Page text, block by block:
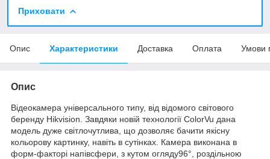
Приховати
Опис Характеристики Доставка Оплата Умови
Опис
Відеокамера універсального типу, від відомого світового
беренду Hikvision. Завдяки новій технології ColorVu дана
модель дуже світлочутлива, що дозволяє бачити якісну
кольорову картинку, навіть в сутінках. Камера виконана в
форм-факторі напівсфери, з кутом огляду96°, роздільною